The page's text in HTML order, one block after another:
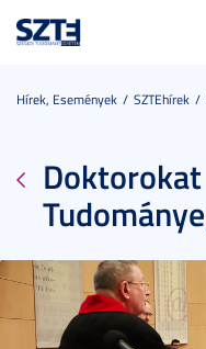
Hírek, Események SZTEhírek